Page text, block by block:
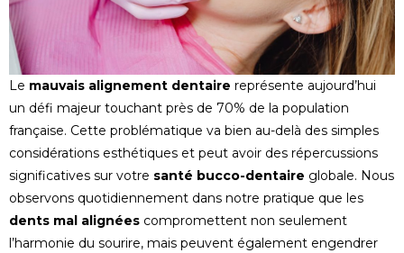
Le mauvais alignement dentaire représente aujourd’hui
un défi majeur touchant près de 70% de la population
française. Cette problématique va bien au-delà des simples
considérations esthétiques et peut avoir des répercussions
significatives sur votre santé bucco-dentaire globale. Nous
observons quotidiennement dans notre pratique que les
dents mal alignées compromettent non seulement
l’harmonie du sourire, mais peuvent également engendrer